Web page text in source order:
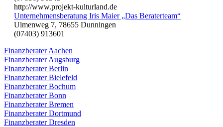
http://www.projekt-kulturland.de
Unternehmensberatung Iris Maier „Das Beraterteam“
Ulmenweg 7, 78655 Dunningen
(07403) 913601
Finanzberater Aachen
Finanzberater Augsburg
Finanzberater Berlin
Finanzberater Bielefeld
Finanzberater Bochum
Finanzberater Bonn
Finanzberater Bremen
Finanzberater Dortmund
Finanzberater Dresden